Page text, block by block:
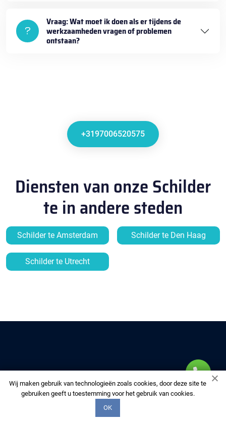
Vraag: Wat moet ik doen als er tijdens de
werkzaamheden vragen of problemen
ontstaan?
+3197006520575
Diensten van onze Schilder
te in andere steden
Schilder te Amsterdam Schilder te Den Haag
Schilder te Utrecht
Wij maken gebruik van technologieën zoals cookies, door deze site te
gebruiken geeft u toestemming voor het gebruik van cookies.
OK
MULTIFIX-DAKDEKKERS
Kies ons om uw huis te voorzien van kwaliteitsdiensten